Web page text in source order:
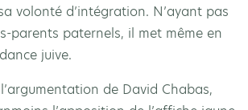
volonté d’intégration. N’ayant pas
parents paternels, il met même en
juive.
de David Chabas,